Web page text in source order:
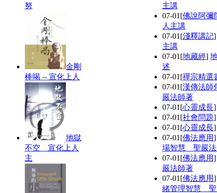
努
金剛
棒喝 -- 宣化上人
地獄
不空 宣化上人
主
主講
07-01 [佛說阿彌
人主講
07-01 [淺釋講記
主講
07-01 [地藏經]
述
07-01 [禪宗精選
07-01 [漢傳法師
嚴法師著
07-01 [心靈成長
07-01 [社會問題
07-01 [心靈成長
07-01 [佛法應用
場智慧 聖嚴
07-01 [佛法應用
嚴法師著
07-01 [佛法應用
緒管理智慧